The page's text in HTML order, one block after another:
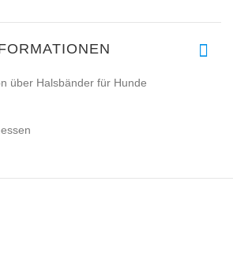
über Halsbänder für Hunde